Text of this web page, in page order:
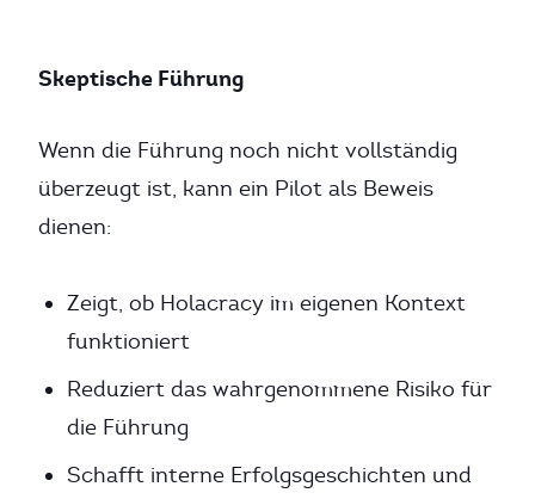
Skeptische Führung
Wenn die Führung noch nicht vollständig
überzeugt ist, kann ein Pilot als Beweis
dienen:
Zeigt, ob Holacracy im eigenen Kontext
funktioniert
Reduziert das wahrgenommene Risiko für
die Führung
Schafft interne Erfolgsgeschichten und